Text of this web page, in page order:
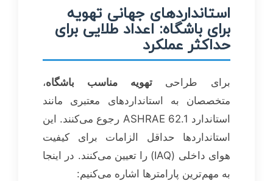
استانداردهای جهانی تهویه
برای باشگاه: اعداد طلایی برای
حداکثر عملکرد
برای طراحیتهویه مناسب باشگاه،
متخصصان به استانداردهای معتبری مانند
استاندارد ASHRAE 62.1 رجوع می‌کنند. این
استانداردها حداقل الزامات برای کیفیت
هوای داخلی (IAQ) را تعیین می‌کنند. در اینجا
به مهم‌ترین پارامترها اشاره می‌کنیم: